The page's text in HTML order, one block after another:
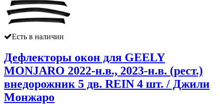
Есть в наличии
Дефлекторы окон для GEELY
MONJARO 2022-н.в., 2023-н.в. (рест.)
внедорожник 5 дв. REIN 4 шт. / Джили
Монжаро